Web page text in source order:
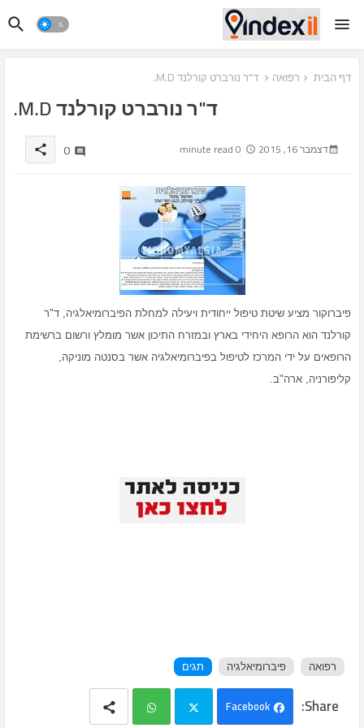
דף הבית רפואה ד"ר נורברט קורלנד M.D.
ד"ר נורברט קורלנד M.D.
דצמבר 16, 2015 0 minute read
0
share
קליפורניה, ארה"ב.
תגים פיברומיאלגיה רפואה
Facebook